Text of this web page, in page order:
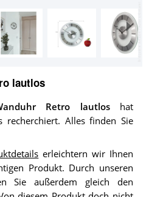
lautlos
Retro lautloshat
recherchiert. Alles finden Sie
erleichtern wir Ihnen
Produkt. Durch unseren
Sie außerdem gleich den